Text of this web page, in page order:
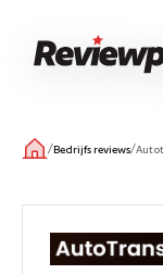
/Bedrijfs reviews/